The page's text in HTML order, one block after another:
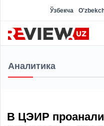
Ўзбекча
Аналитика
В ЦЭИР